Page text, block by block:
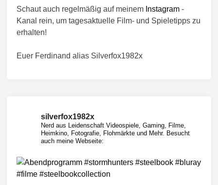
Schaut auch regelmäßig auf meinem Instagram -
Kanal rein, um tagesaktuelle Film- und Spieletipps zu
erhalten!
Euer Ferdinand alias Silverfox1982x
silverfox1982x
Nerd aus Leidenschaft Videospiele, Gaming, Filme,
Heimkino, Fotografie, Flohmärkte und Mehr. Besucht
auch meine Webseite: